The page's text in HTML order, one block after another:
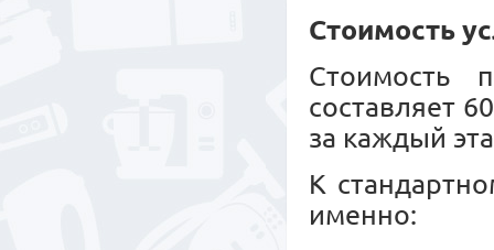
Стоимость
Стоимость
составляет
за каждый
К
именно: